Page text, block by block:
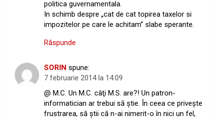
politica guvernamentala.
In schimb despre „cat de cat topirea taxelor si
impozitelor pe care le achitam” slabe sperante.
Răspunde
SORIN spune:
7 februarie 2014 la 14:09
@ M.C. Un M.C. câţi M.S. are?! Un patron-
informatician ar trebui să ştie. În ceea ce priveşte
frustrarea, să ştii că n-ai nimerit-o în nici un fel,